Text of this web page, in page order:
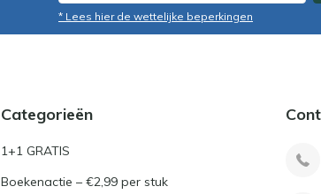
* Lees hier de wettelijke beperkingen
Categorieën
1+1 GRATIS
Boekenactie – €2,99 per stuk